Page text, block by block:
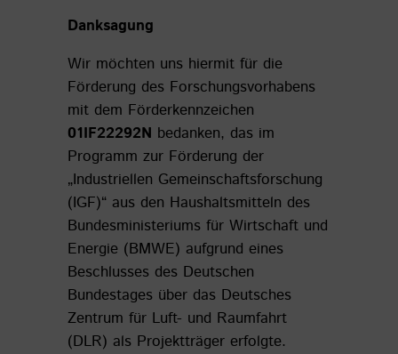
Danksagung
Wir möchten uns hiermit für die
Förderung des Forschungsvorhabens
mit dem Förderkennzeichen
01IF22292N bedanken, das im
Programm zur Förderung der
„Industriellen Gemeinschaftsforschung
(IGF)“ aus den Haushaltsmitteln des
Bundesministeriums für Wirtschaft und
Energie (BMWE) aufgrund eines
Beschlusses des Deutschen
Bundestages über das Deutsches
Zentrum für Luft- und Raumfahrt
(DLR) als Projektträger erfolgte.